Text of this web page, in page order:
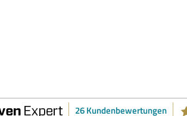
26 Kundenbewertungen